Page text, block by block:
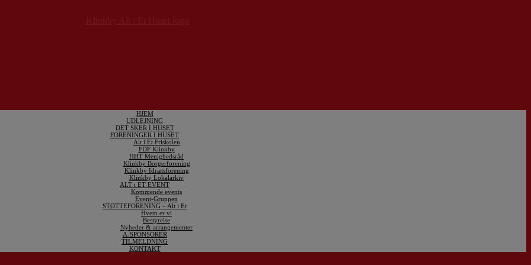
HJEM
UDLEJNING
DET SKER I HUSET
FORENINGER I HUSET
Alt i Et Friskolen
FDF Klinkby
HHT Menighedsråd
Klinkby Borgerforening
Klinkby Idrætsforening
Klinkby Lokalarkiv
ALT i ET EVENT
Kommende events
Event-Gruppen
STØTTEFORENING – Alt i Et
Hvem er vi
Bestyrelse
Nyheder & arrangementer
A-SPONSORER
TILMELDNING
KONTAKT